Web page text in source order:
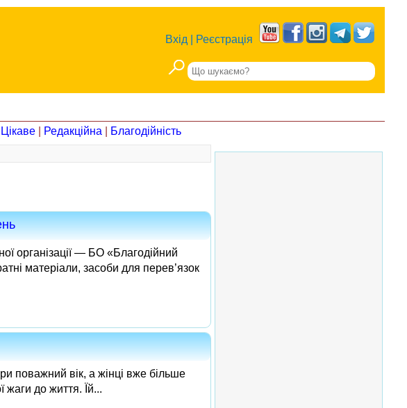
Вхід Реєстрація
Цікаве Редакційна
Благодійність
організації — БО «Благодійний
матеріали, засоби для перев’язок
поважний вік, а жінці вже більше
жаги до життя. Їй...